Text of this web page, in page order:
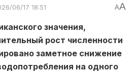
06/17 18:51 AA
значения,
рост численности
заметное снижение
на одного